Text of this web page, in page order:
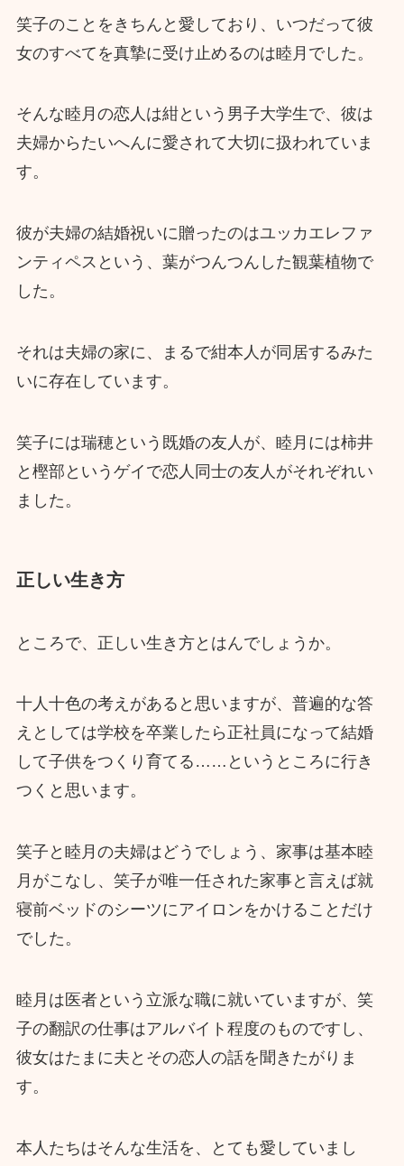
笑子のことをきちんと愛しており、いつだって彼
女のすべてを真摯に受け止めるのは睦月でした。
そんな睦月の恋人は紺という男子大学生で、彼は
夫婦からたいへんに愛されて大切に扱われていま
す。
彼が夫婦の結婚祝いに贈ったのはユッカエレファ
ンティペスという、葉がつんつんした観葉植物で
した。
それは夫婦の家に、まるで紺本人が同居するみた
いに存在しています。
笑子には瑞穂という既婚の友人が、睦月には柿井
と樫部というゲイで恋人同士の友人がそれぞれい
ました。
正しい生き方
ところで、正しい生き方とはんでしょうか。
十人十色の考えがあると思いますが、普遍的な答
えとしては学校を卒業したら正社員になって結婚
して子供をつくり育てる……というところに行き
つくと思います。
笑子と睦月の夫婦はどうでしょう、家事は基本睦
月がこなし、笑子が唯一任された家事と言えば就
寝前ベッドのシーツにアイロンをかけることだけ
でした。
睦月は医者という立派な職に就いていますが、笑
子の翻訳の仕事はアルバイト程度のものですし、
彼女はたまに夫とその恋人の話を聞きたがりま
す。
本人たちはそんな生活を、とても愛していまし